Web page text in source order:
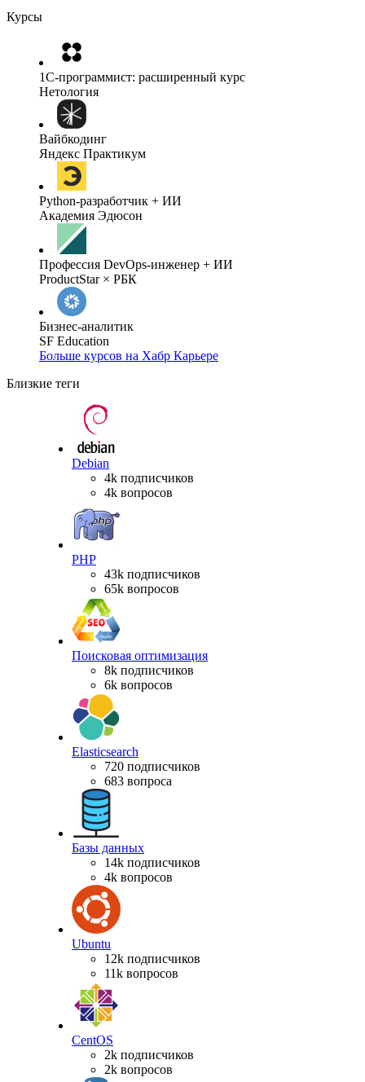
Курсы
1C-программист: расширенный курс
Нетология
Вайбкодинг
Яндекс Практикум
Python-разработчик + ИИ
Академия Эдюсон
Профессия DevOps-инженер + ИИ
ProductStar × РБК
Бизнес-аналитик
SF Education
Больше курсов на Хабр Карьере
Близкие теги
Debian
4k подписчиков
4k вопросов
PHP
43k подписчиков
65k вопросов
Поисковая оптимизация
8k подписчиков
6k вопросов
Elasticsearch
720 подписчиков
683 вопроса
Базы данных
14k подписчиков
4k вопросов
Ubuntu
12k подписчиков
11k вопросов
CentOS
2k подписчиков
2k вопросов